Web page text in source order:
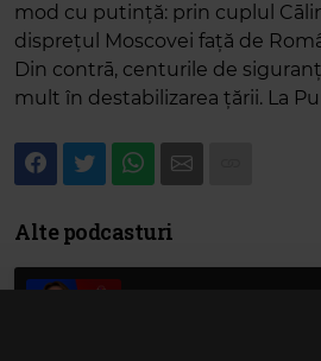
mod cu putință: prin cuplul
disprețul Moscovei față de
Din contrā, centurile de
mult în destabilizarea țării. La
Alte podcasturi
Suntem